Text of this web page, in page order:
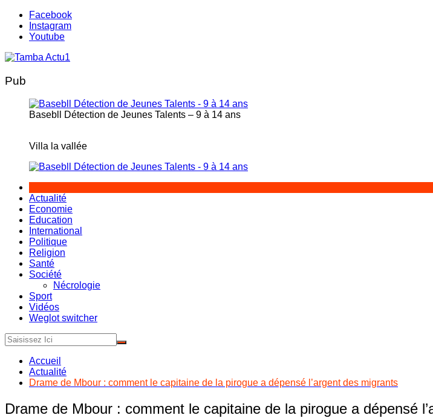
Aller
contenu
Facebook
Instagram
Youtube
Pub
Basebll Détection de Jeunes Talents – 9 à 14 ans
Villa la vallée
Actualité
Economie
Education
International
Politique
Religion
Santé
Société
Nécrologie
Sport
Vidéos
Weglot switcher
Accueil
Actualité
Drame de Mbour : comment le capitaine de la pirogue a dépensé l’argent des migrants
Drame de Mbour : comment le capitaine de la pirogue a dépensé